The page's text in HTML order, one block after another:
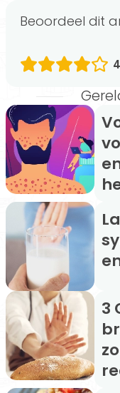
Beoordeel dit
Voedselallergieën,
Lactose intolerantie, de
3 Gezonde